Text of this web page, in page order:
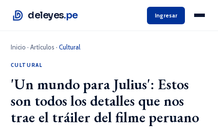
deleyes.pe Ingresar
Inicio ·Artículos ·Cultural
CULTURAL
'Un mundo para Julius': Estos
son todos los detalles que nos
trae el tráiler del filme peruano